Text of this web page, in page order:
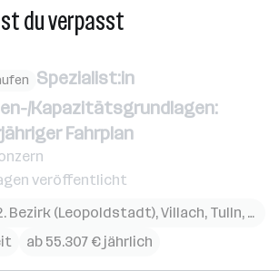
du verpasst
Spezialist:in
Kapazitätsgrundlagen:
Fahrplan
veröffentlicht
Bezirk (Leopoldstadt),Villach, Tulln,
ab 55.307 € jährlich